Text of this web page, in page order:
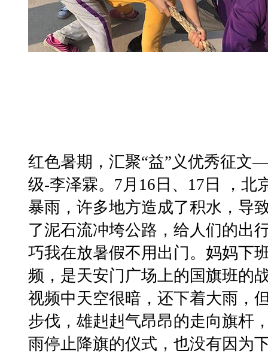
红色暑期，汇聚“益”义优秀征
级-李泽霖。7月16日、17日 ，北
暴雨，许多地方造成了积水，导
了泥石流冲垮公路，给人们的出
巧我在放暑假不用出门。妈妈下
频，是天安门广场上的国旗班的
视频中天空很暗，还下着大雨，
步伐，雄赳赳气昂昂的走向旗杆
雨停止降旗的仪式，也没有因为